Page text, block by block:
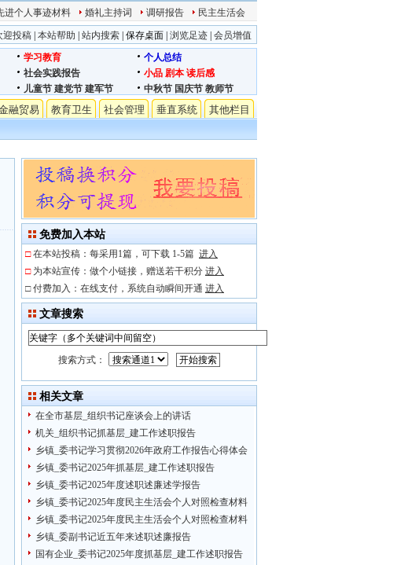
进个人事迹材料 婚礼主持词 调研报告 民主生活会
迎投稿 本站帮助 站内搜索 保存桌面 浏览足迹 会员增值
学习教育
个人总结
社会实践报告 小品 剧本 读后感
儿童节 建党节 建军节 中秋节 国庆节 教师节
融贸易 教育卫生 社会管理 垂直系统 其他栏目
免费加入本站
□ 在本站投稿：每采用1篇，可下载 1-5篇 进入
□ 为本站宣传：做个小链接，赠送若干积分 进入
□ 付费加入：在线支付，系统自动瞬间开通 进入
文章搜索
搜索方式：
相关文章
在全市基层_组织书记座谈会上的讲话
机关_组织书记抓基层_建工作述职报告
乡镇_委书记学习贯彻2026年政府工作报告心得体会
乡镇_委书记2025年抓基层_建工作述职报告
乡镇_委书记2025年度述职述廉述学报告
乡镇_委书记2025年度民主生活会个人对照检查材料
乡镇_委书记2025年度民主生活会个人对照检查材料
乡镇_委副书记近五年来述职述廉报告
国有企业_委书记2025年度抓基层_建工作述职报告